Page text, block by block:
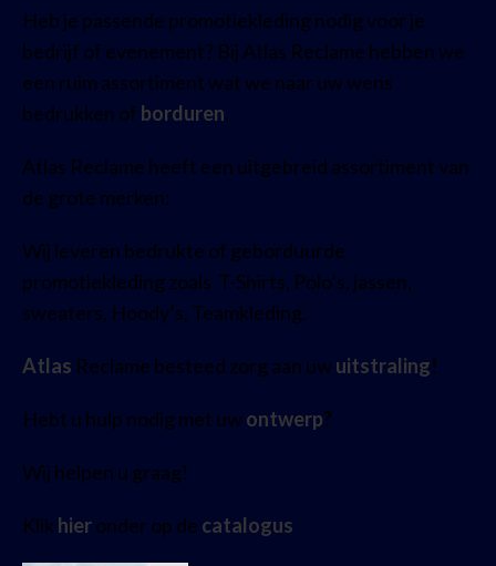
Heb je passende promotiekleding nodig voor je
bedrijf of evenement? Bij Atlas Reclame hebben we
een ruim assortiment wat we naar uw wens
bedrukken of borduren.
Atlas Reclame heeft een uitgebreid assortiment van
de grote merken:
Wij leveren bedrukte of geborduurde
promotiekleding zoals T-Shirts, Polo’s, jassen,
sweaters, Hoody’s, Teamkleding.
Atlas Reclame besteed zorg aan uw uitstraling!
Hebt u hulp nodig met uw ontwerp?
Wij helpen u graag!
Klik hieronder op de catalogus